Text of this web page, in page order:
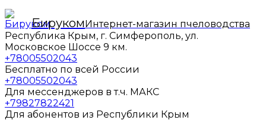
БирукомИнтернет-магазин пчеловодства
Республика Крым, г. Симферополь, ул.
Московское Шоссе 9 км.
+78005502043
Бесплатно по всей России
+78005502043
Для мессенджеров в т.ч. МАКС
+79827822421
Для абонентов из Республики Крым